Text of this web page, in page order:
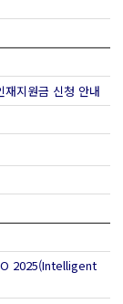
지원금 신청 안내
2025(Intelligent